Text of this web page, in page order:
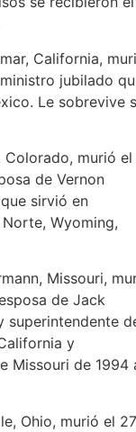
California,
jubilado
Le sobrevive
Colorado, murió el
de Vernon
sirvió en
Wyoming,
Missouri,
de Jack
superintendente
y
Missouri de 1994
Ohio, murió el